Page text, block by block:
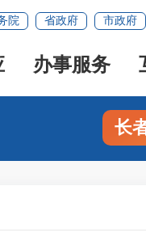
院 省政府 市政府
办事服务
长